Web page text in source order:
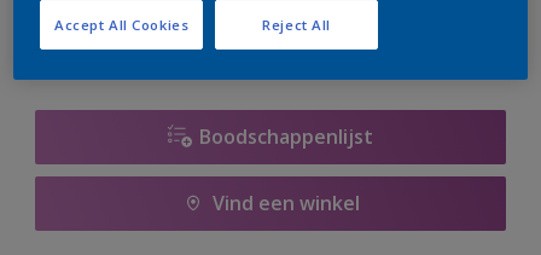
Boodschappenlijst
Vind een winkel
Reject All
Accept All Cookies